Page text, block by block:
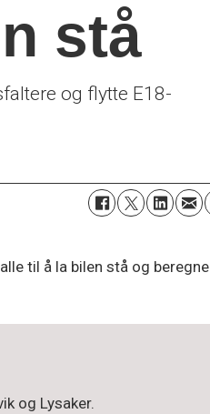
stå
og flytte E18-
til å la bilen stå og beregne
og Lysaker.